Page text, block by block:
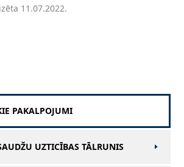
PAKALPOJUMI
UZTICĪBAS TĀLRUNIS
11.07.2022.